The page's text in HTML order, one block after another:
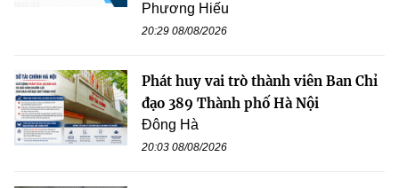
Phương Hiếu
20:29 08/08/2026
Phát huy vai trò thành viên Ban Chỉ
đạo 389 Thành phố Hà Nội
Đông Hà
20:03 08/08/2026